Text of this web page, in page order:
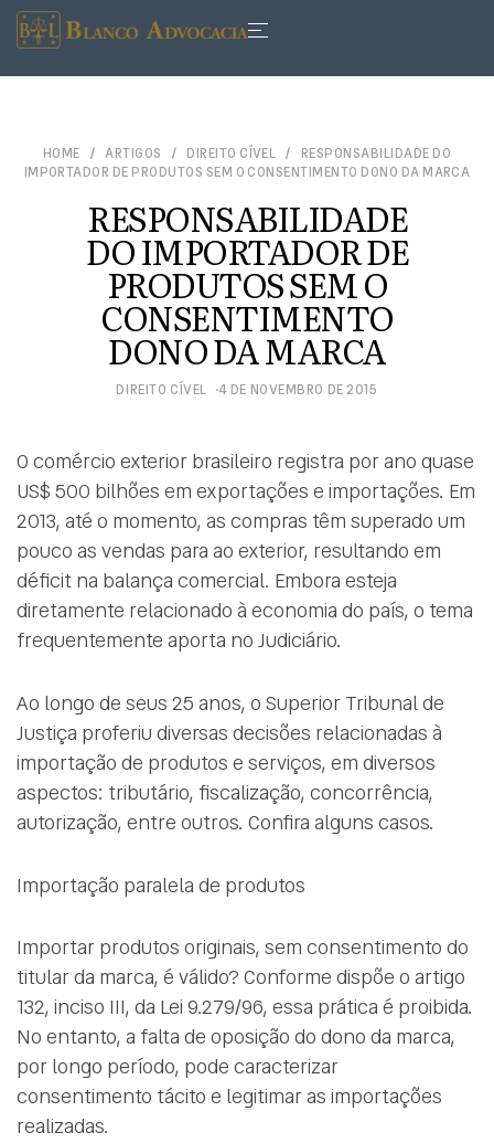
HOME ARTIGOS DIREITO CÍVEL
RESPONSABILIDADE DO
IMPORTADOR DE PRODUTOS SEM O CONSENTIMENTO DONO DA MARCA
RESPONSABILIDADE
DO IMPORTADOR DE
PRODUTOS SEM O
CONSENTIMENTO
DONO DA MARCA
DIREITO CÍVEL 4 DE NOVEMBRO DE 2015
O comércio exterior brasileiro registra por ano quase
US$ 500 bilhões em exportações e importações. Em
2013, até o momento, as compras têm superado um
pouco as vendas para ao exterior, resultando em
déficit na balança comercial. Embora esteja
diretamente relacionado à economia do país, o tema
frequentemente aporta no Judiciário.
Ao longo de seus 25 anos, o Superior Tribunal de
Justiça proferiu diversas decisões relacionadas à
importação de produtos e serviços, em diversos
aspectos: tributário, fiscalização, concorrência,
autorização, entre outros. Confira alguns casos.
Importação paralela de produtos
Importar produtos originais, sem consentimento do
titular da marca, é válido? Conforme dispõe o artigo
132, inciso III, da Lei 9.279/96, essa prática é proibida.
No entanto, a falta de oposição do dono da marca,
por longo período, pode caracterizar
consentimento tácito e legitimar as importações
realizadas.